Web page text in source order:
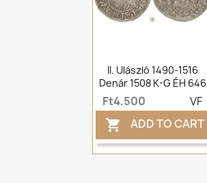
II. Ulászló 1490-1516
Denár 1508 K-G ÉH 646
Ft4,500 VF
 ADD TO CART